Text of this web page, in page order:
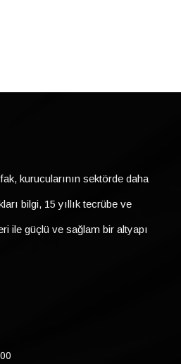
kurucularının sektörde daha
bilgi, 15 yıllık tecrübe ve
ile güçlü ve sağlam bir altyapı